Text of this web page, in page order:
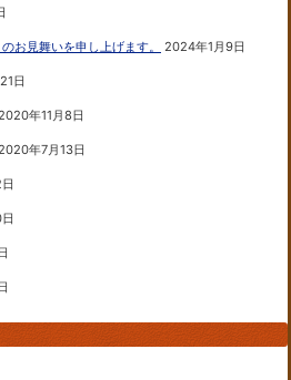
お見舞いを申し上げます。 2024年1月9日
日
年11月8日
年7月13日